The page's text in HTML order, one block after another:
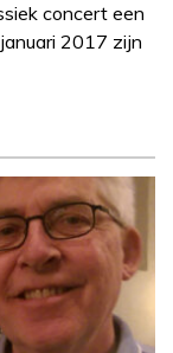
concert een
2017 zijn